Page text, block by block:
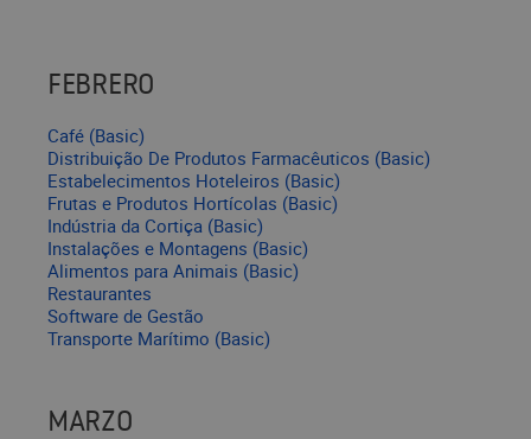
FEBRERO
Café (Basic)
Distribuição De Produtos Farmacêuticos (Basic)
Estabelecimentos Hoteleiros (Basic)
Frutas e Produtos Hortícolas (Basic)
Indústria da Cortiça (Basic)
Instalações e Montagens (Basic)
Alimentos para Animais (Basic)
Restaurantes
Software de Gestão
Transporte Marítimo (Basic)
MARZO